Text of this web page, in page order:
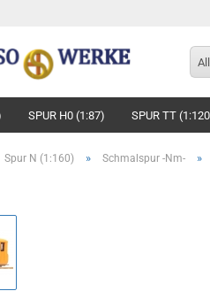
SPUR H0 (1:87) SPUR TT
Spur N (1:160) » Schmalspur -Nm- »